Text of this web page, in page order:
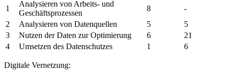
1
Analysieren von Arbeits- und
Geschäftsprozessen
8
-
2
Analysieren von Datenquellen 5
5
3
Nutzen der Daten zur Optimierung 6
21
4
Umsetzen des Datenschutzes 1 6
Digitale Vernetzung: